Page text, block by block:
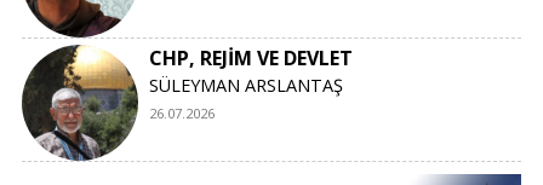
CHP, REJİM VE DEVLET
SÜLEYMAN ARSLANTAŞ
26.07.2026